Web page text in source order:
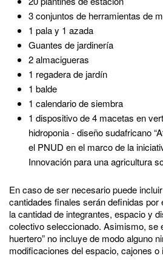
3 conjuntos de herramientas de
1 pala y 1 azada
Guantes de jardinería
2 almacigueras
1 regadera de jardín
1 balde
1 calendario de siembra
1 dispositivo de 4 macetas en
hidroponia - diseño sudafricano
el PNUD en el marco de la
Innovación para una agricultura
En caso de ser necesario puede
cantidades finales serán definidas por
la cantidad de integrantes, espacio y
colectivo seleccionado. Asimismo, se
huertero” no incluye de modo alguno
modificaciones del espacio, cajones o